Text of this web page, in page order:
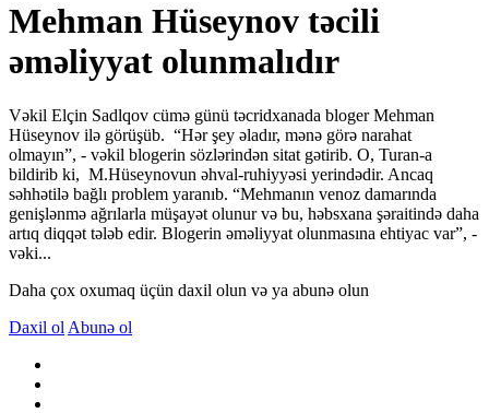
Mehman Hüseynov təcili
əməliyyat olunmalıdır
Vəkil Elçin Sadlqov cümə günü təcridxanada bloger Mehman
Hüseynov ilə görüşüb. “Hər şey əladır, mənə görə narahat
olmayın”, - vəkil blogerin sözlərindən sitat gətirib. O, Turan-a
bildirib ki, M.Hüseynovun əhval-ruhiyyəsi yerindədir. Ancaq
səhhətilə bağlı problem yaranıb. “Mehmanın venoz damarında
genişlənmə ağrılarla müşayət olunur və bu, həbsxana şəraitində daha
artıq diqqət tələb edir. Blogerin əməliyyat olunmasına ehtiyac var”, -
vəki...
Daha çox oxumaq üçün daxil olun və ya abunə olun
Daxil ol Abunə ol